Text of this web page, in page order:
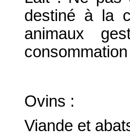
destiné à la
animaux
Ovins :
Viande et